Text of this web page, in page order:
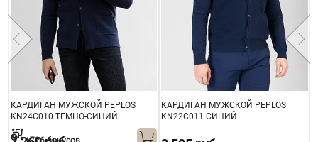
КАРДИГАН МУЖСКОЙ PEPLOS
KN24C010 ТЕМНО-СИНИЙ
КАРДИГАН МУЖСКОЙ PEPLOS
KN22C011 СИНИЙ